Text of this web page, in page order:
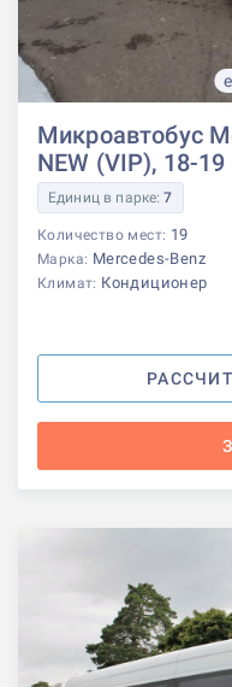
Микроавтобус
NEW (VIP), 18-
Единиц в парке:7
Количество мест: 19
Марка: Mercedes-Benz
Климат: Кондиционер